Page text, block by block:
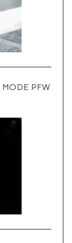
PFW